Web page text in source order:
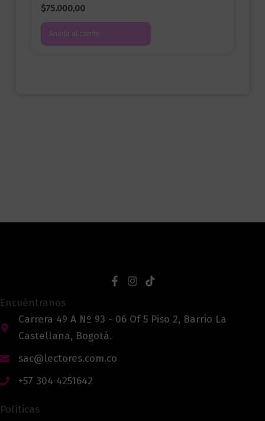
$75.000,00
Añadir al carrito
Encuéntranos
Carrera 49 A Nº 93 - 06 Of 5 Piso 2, Barrio La
Castellana, Bogotá.
sac@lectores.com.co
+57 304 4251642
Políticas